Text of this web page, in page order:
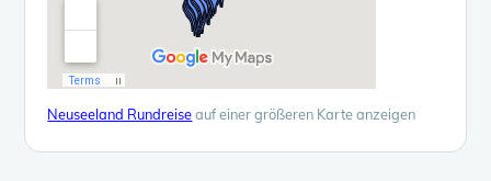
Neuseeland Rundreiseauf einer größeren Karte anzeigen